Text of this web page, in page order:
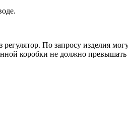
регулятор. По запросу изделия
коробки не должно